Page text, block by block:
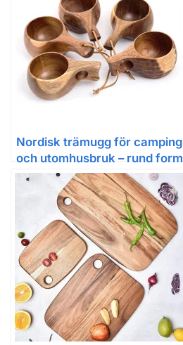
Nordisk trämugg för camping
och utomhusbruk – rund form
av akaciaträ och gummiträ